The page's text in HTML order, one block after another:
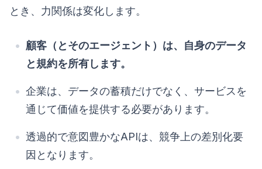
とき、力関係は変化します。
顧客（とそのエージェント）は、自身のデータ
と規約を所有します。
企業は、データの蓄積だけでなく、サービスを
通じて価値を提供する必要があります。
透過的で意図豊かなAPIは、競争上の差別化要
因となります。